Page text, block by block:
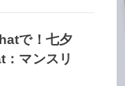
で！七夕
マンスリ